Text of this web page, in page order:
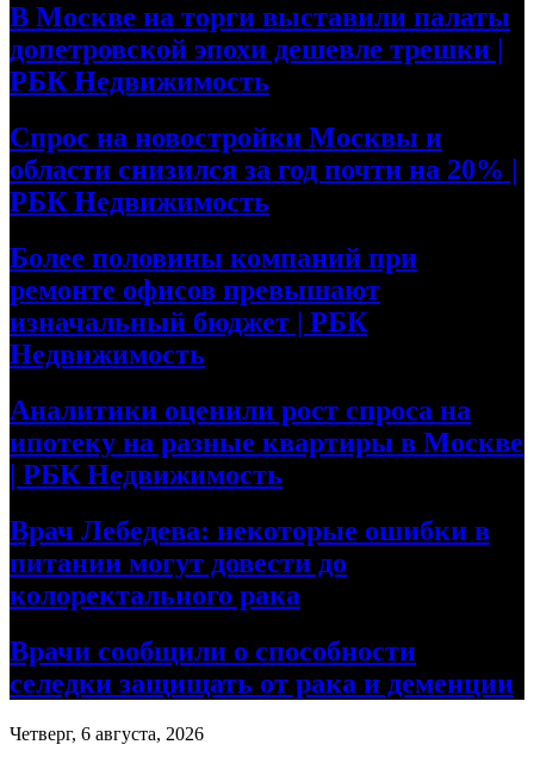
В Москве на торги выставили палаты
допетровской эпохи дешевле трешки |
РБК Недвижимость
Спрос на новостройки Москвы и
области снизился за год почти на 20% |
РБК Недвижимость
Более половины компаний при
ремонте офисов превышают
изначальный бюджет | РБК
Недвижимость
Аналитики оценили рост спроса на
ипотеку на разные квартиры в Москве
| РБК Недвижимость
Врач Лебедева: некоторые ошибки в
питании могут довести до
колоректального рака
Врачи сообщили о способности
селедки защищать от рака и деменции
Четверг, 6 августа, 2026